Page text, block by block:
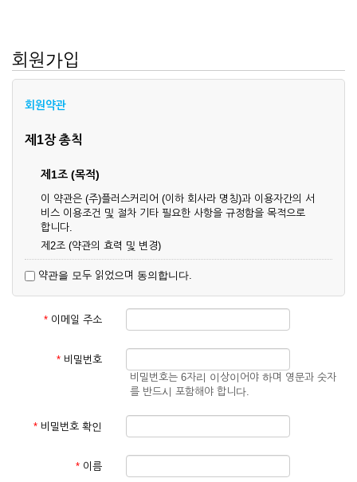
회원가입
회원약관
제1장 총칙
제1조 (목적)
이 약관은 (주)플러스커리어 (이하 회사라 명칭)과 이용자간의 서
비스 이용조건 및 절차 기타 필요한 사항을 규정함을 목적으로
합니다.
제2조 (약관의 효력 및 변경)
업상 중요 하거나 합리적인 사유가 발생할 경우 온라인 공사를
통하여 변경할 수 있습니다.
② 회원은 변경된 약관에 동의하지 않을 경우 서비스 이용을 중
단하고 이용계약을 해지할 수 있습니다. 약관의 효력 발생일 이
것으로 간주됩니다.
제3조 (약관의 외 준칙)
관계법령의 규정에 따릅니다.
약관을 모두 읽었으며 동의합니다.
* 이메일 주소
* 비밀번호
비밀번호는 6자리 이상이어야 하며 영문과 숫자
를 반드시 포함해야 합니다.
* 비밀번호 확인
* 이름